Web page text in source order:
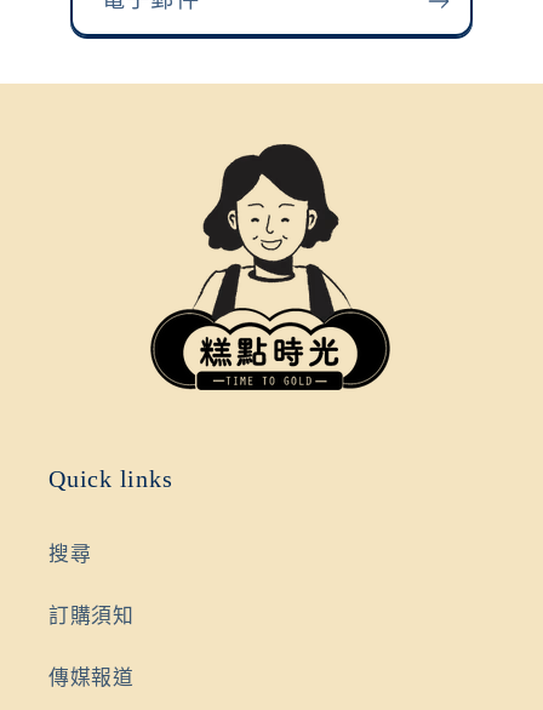
Quick links
搜尋
訂購須知
傳媒報道